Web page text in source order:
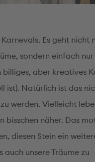
Es geht nicht
sondern einfach nur
aber kreatives
ist). Natürlich ist das
werden. Vielleicht
bisschen näher. Das
diesen Stein ein
auch unsere Träume zu